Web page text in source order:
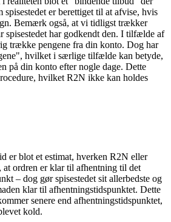
spisestedet er berettiget til at afvise, hvis
Bemærk også, at vi tidligst trækker
spisestedet har godkendt den. I tilfælde af
trække pengene fra din konto. Dog har
hvilket i særlige tilfælde kan betyde,
på din konto efter nogle dage. Dette
hvilket R2N ikke kan holdes
er blot et estimat, hverken R2N eller
at ordren er klar til afhentning til det
– dog gør spisestedet sit allerbedste og
klar til afhentningstidspunktet. Dette
senere end afhentningstidspunktet,
kold.